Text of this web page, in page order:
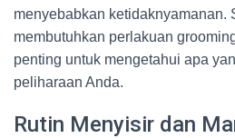
menyebabkan ketidaknyamanan.
membutuhkan perlakuan
penting untuk mengetahui apa
peliharaan Anda.
Rutin Menyisir dan